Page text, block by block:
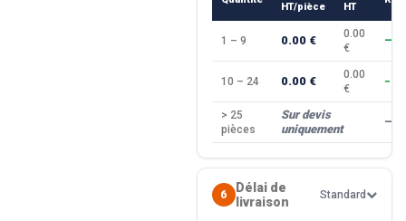
HT/pièce HT
1 – 9 0.00 €
0.00
€
—
10 – 24 0.00 €
0.00
€
> 25
pièces
Sur devis
uniquement
—
6
Délai de
livraison
Standard